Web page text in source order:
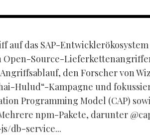
auf das SAP-Entwicklerökosystem
Open-Source-
den Forscher von
Hulud“-Kampagne und
Programming Model (CAP)
npm-Pakete, darunter
db-service...